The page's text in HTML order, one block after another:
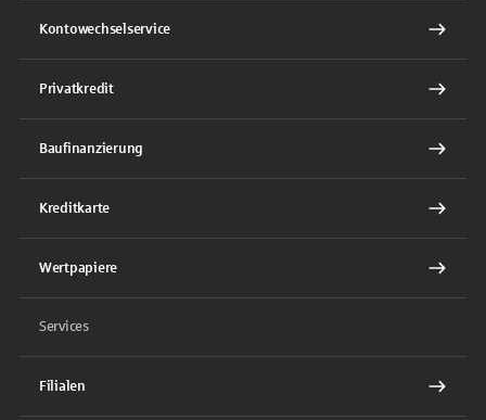
Kontowechselservice
Privatkredit
Baufinanzierung
Kreditkarte
Wertpapiere
Services
Filialen